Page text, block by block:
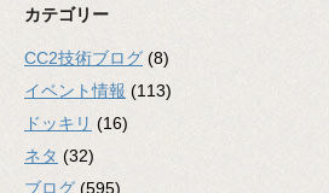
カテゴリー
CC2技術ブログ (8)
イベント情報 (113)
ドッキリ (16)
ネタ (32)
ブログ (595)